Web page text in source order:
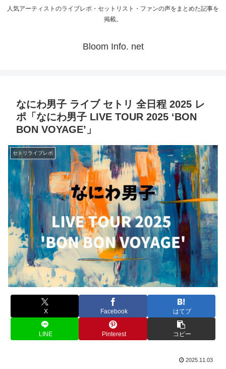
人気アーティストのライブレポ・セットリスト・ファンの声をまとめた記事を
掲載。
Bloom Info. net
なにわ男子 ライブ セトリ 全日程 2025 レ
ポ「なにわ男子 LIVE TOUR 2025 ‘BON
BON VOYAGE’」
セトリライブレポ
X Facebook はてブ
LINE Pinterest コピー
2025.11.03